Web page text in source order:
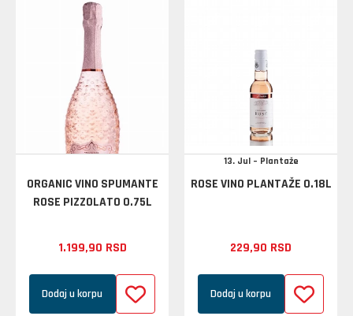
ORGANIC VINO SPUMANTE
ROSE PIZZOLATO 0.75L
1.199,90 RSD
Dodaj u korpu
13. Jul – Plantaže
ROSE VINO PLANTAŽE 0.18L
229,90 RSD
Dodaj u korpu